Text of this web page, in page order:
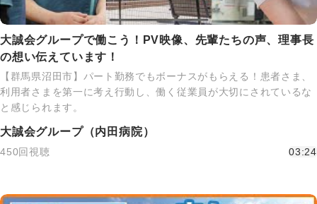
大誠会グループで働こう！PV映像、先輩たちの声、理事長
の想い伝えています！
【群馬県沼田市】パート勤務でもボーナスがもらえる！患者さま、
利用者さまを第一に考え行動し、働く従業員が大切にされているな
と感じられます。
大誠会グループ（内田病院）
450回視聴 03:24